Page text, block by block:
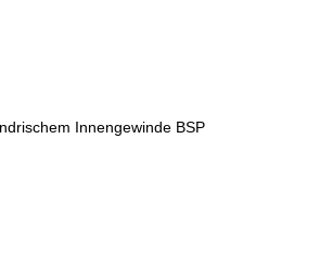
Innengewinde BSP